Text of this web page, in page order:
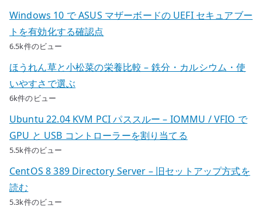
Windows 10 で ASUS マザーボードの UEFI セキュアブー
トを有効化する確認点
6.5k件のビュー
ほうれん草と小松菜の栄養比較 – 鉄分・カルシウム・使
いやすさで選ぶ
6k件のビュー
Ubuntu 22.04 KVM PCI パススルー – IOMMU / VFIO で
GPU と USB コントローラーを割り当てる
5.5k件のビュー
CentOS 8 389 Directory Server – 旧セットアップ方式を
読む
5.3k件のビュー